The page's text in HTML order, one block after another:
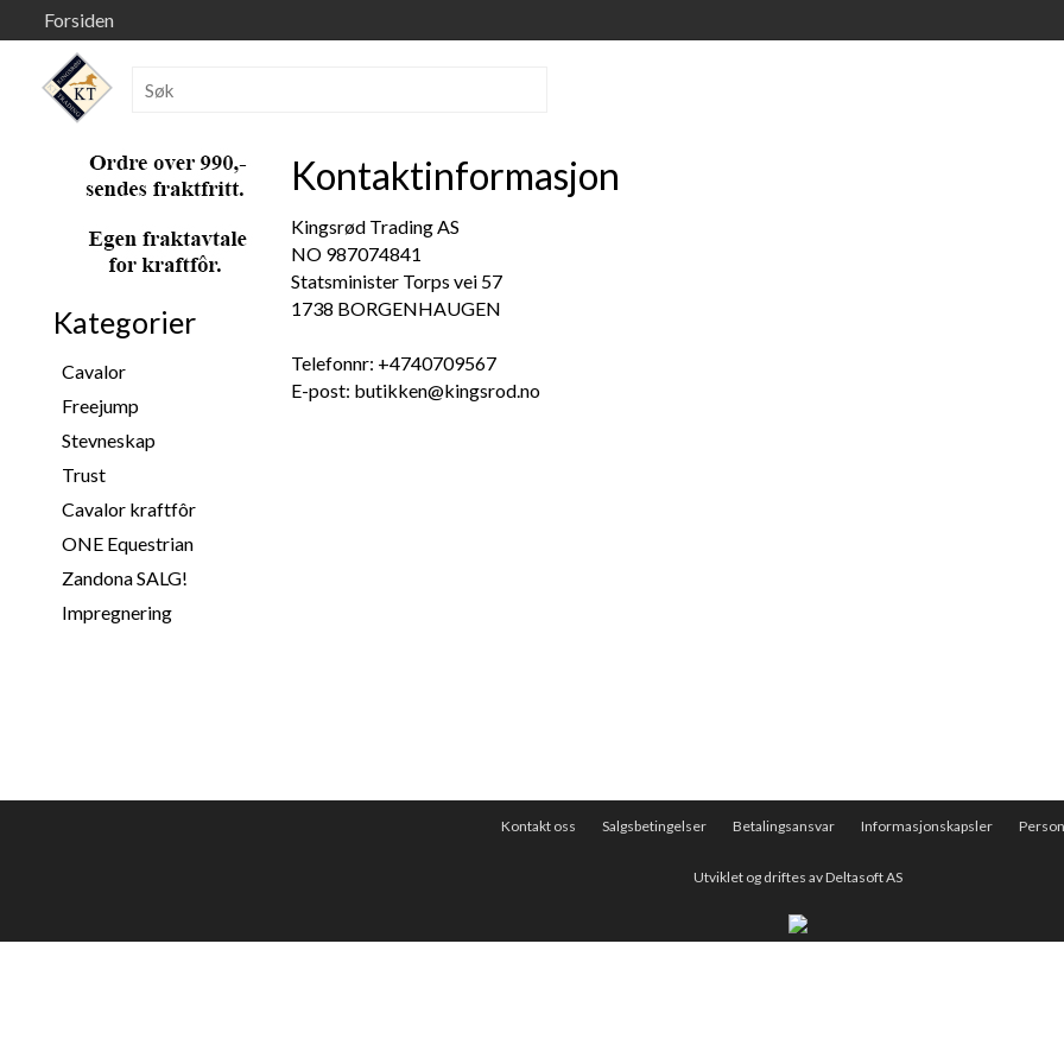
Forsiden
Kategorier
Cavalor
Freejump
Stevneskap
Trust
Cavalor kraftfôr
ONE Equestrian
Zandona SALG!
Impregnering
Kontaktinformasjon
Kingsrød Trading AS
NO 987074841
Statsminister Torps vei 57
1738 BORGENHAUGEN
Telefonnr: +4740709567
E-post: butikken@kingsrod.no
Kontakt oss Salgsbetingelser Betalingsansvar Informasjonskapsler
Utviklet og driftes av Deltasoft AS